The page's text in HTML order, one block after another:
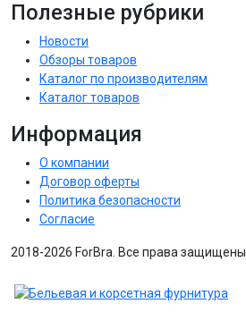
Полезные рубрики
Новости
Обзоры товаров
Каталог по производителям
Каталог товаров
Информация
О компании
Договор оферты
Политика безопасности
Согласие
2018-2026 ForBra. Все права защищены.